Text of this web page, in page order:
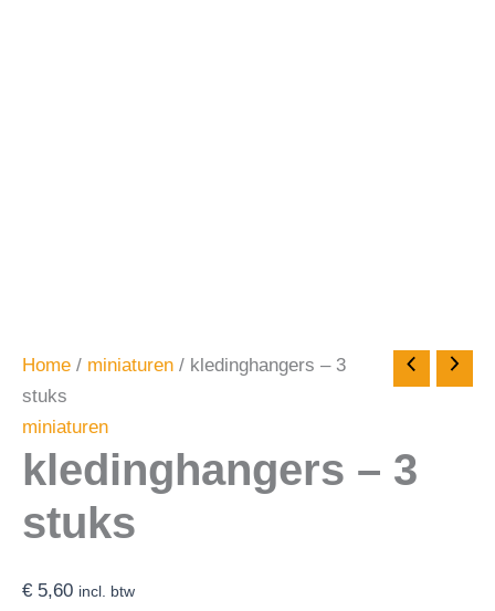
Home / miniaturen / kledinghangers – 3
stuks
miniaturen
kledinghangers – 3
stuks
€ 5,60 incl. btw